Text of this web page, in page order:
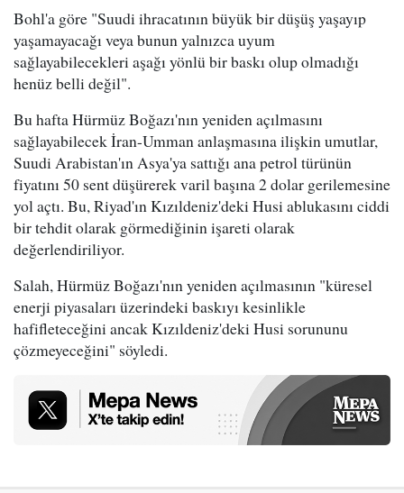
Bohl'a göre "Suudi ihracatının büyük bir düşüş yaşayıp
yaşamayacağı veya bunun yalnızca uyum
sağlayabilecekleri aşağı yönlü bir baskı olup olmadığı
henüz belli değil".
Bu hafta Hürmüz Boğazı'nın yeniden açılmasını
sağlayabilecek İran-Umman anlaşmasına ilişkin umutlar,
Suudi Arabistan'ın Asya'ya sattığı ana petrol türünün
fiyatını 50 sent düşürerek varil başına 2 dolar gerilemesine
yol açtı. Bu, Riyad'ın Kızıldeniz'deki Husi ablukasını ciddi
bir tehdit olarak görmediğinin işareti olarak
değerlendiriliyor.
Salah, Hürmüz Boğazı'nın yeniden açılmasının "küresel
enerji piyasaları üzerindeki baskıyı kesinlikle
hafifleteceğini ancak Kızıldeniz'deki Husi sorununu
çözmeyeceğini" söyledi.